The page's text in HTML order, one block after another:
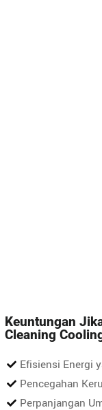
Keuntungan
Cleaning
Efisiensi Energi
Pencegahan
Perpanjangan